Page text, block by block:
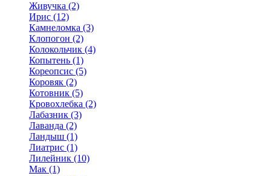
Живучка (2)
Ирис (12)
Камнеломка (3)
Клопогон (2)
Колокольчик (4)
Копытень (1)
Кореопсис (5)
Коровяк (2)
Котовник (5)
Кровохлебка (2)
Лабазник (3)
Лаванда (2)
Ландыш (1)
Лиатрис (1)
Лилейник (10)
Мак (1)